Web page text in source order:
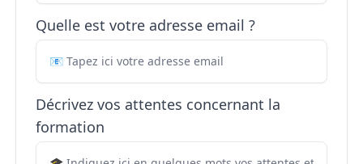
Quelle est votre adresse email ?
Décrivez vos attentes concernant la
formation